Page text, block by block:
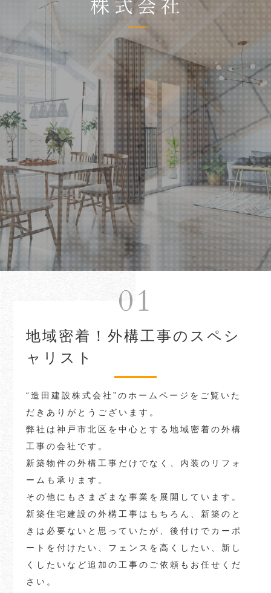
01
地域密着！外構工事のスペシ
ャリスト
“造田建設株式会社”のホームページをご覧いた
だきありがとうございます。
弊社は神戸市北区を中心とする地域密着の外構
工事の会社です。
新築物件の外構工事だけでなく、内装のリフォ
ームも承ります。
その他にもさまざまな事業を展開しています。
新築住宅建設の外構工事はもちろん、新築のと
きは必要ないと思っていたが、後付けでカーポ
ートを付けたい、フェンスを高くしたい、新し
くしたいなど追加の工事のご依頼もお任せくだ
さい。